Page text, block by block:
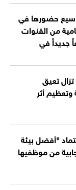
حضورها في
من القنوات
جديداً في
تزال تعيق
أثر
"أفضل بيئة
من موظفيها